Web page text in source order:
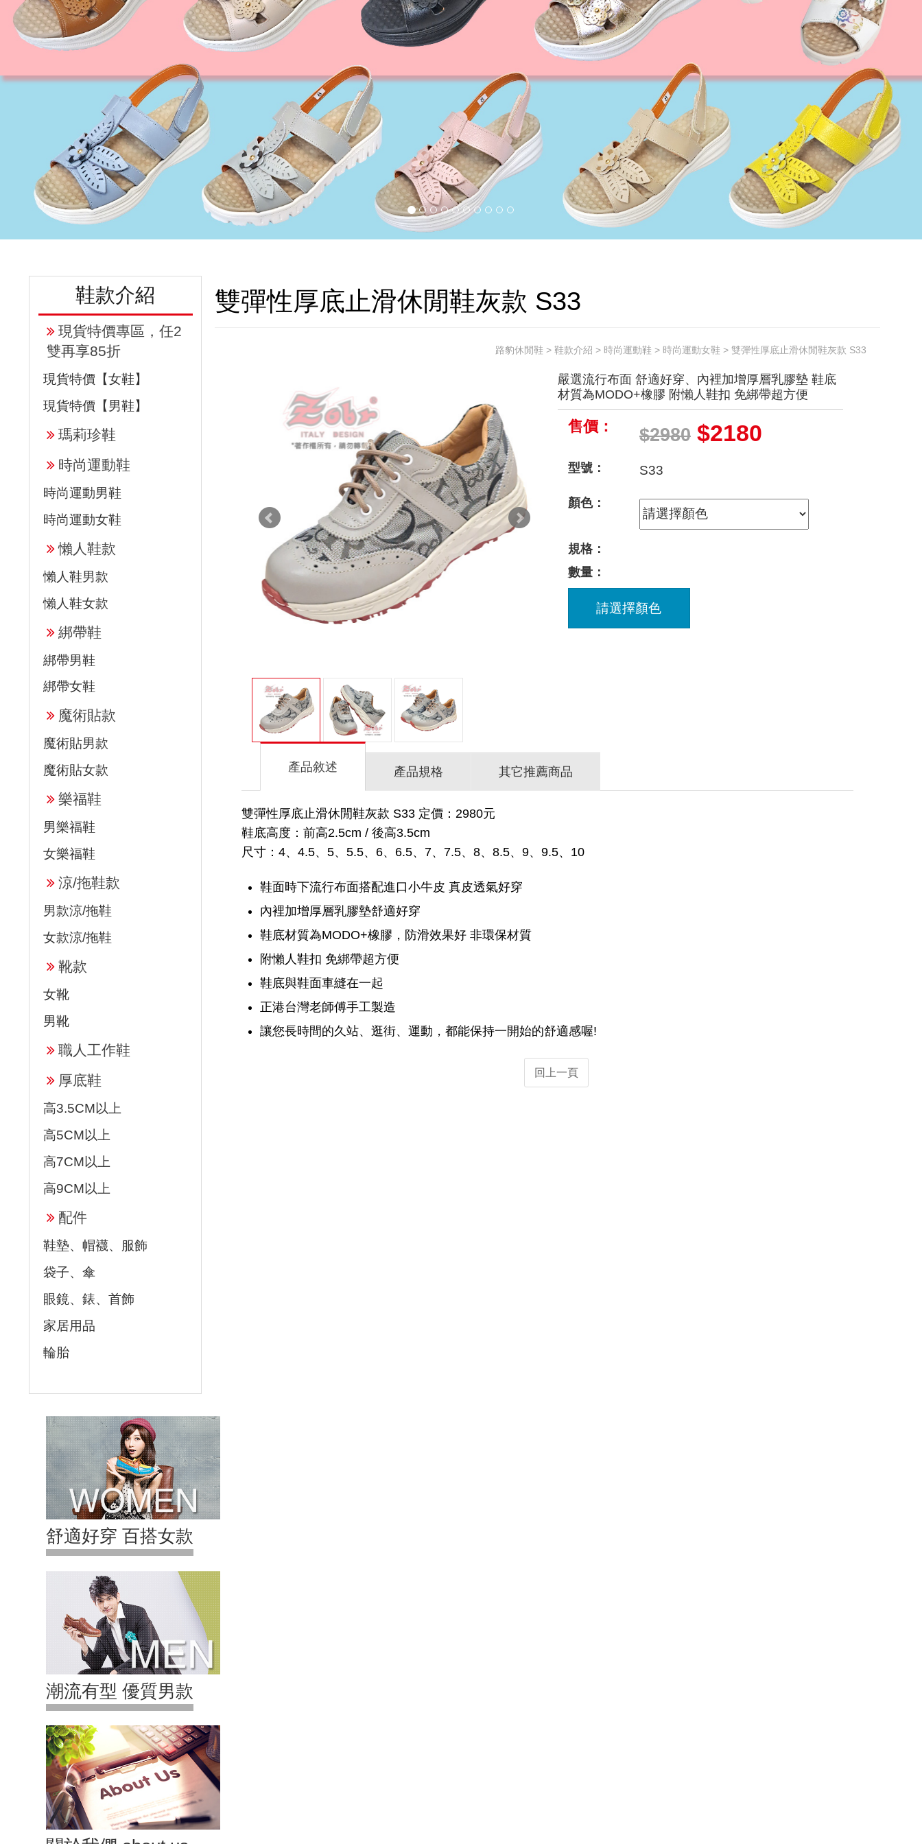
鞋款介紹
現貨特價專區，任2
雙再享85折
現貨特價【女鞋】
現貨特價【男鞋】
瑪莉珍鞋
時尚運動鞋
時尚運動男鞋
時尚運動女鞋
懶人鞋款
懶人鞋男款
懶人鞋女款
綁帶鞋
綁帶男鞋
綁帶女鞋
魔術貼款
魔術貼男款
魔術貼女款
樂福鞋
男樂福鞋
女樂福鞋
涼/拖鞋款
男款涼/拖鞋
女款涼/拖鞋
靴款
女靴
男靴
職人工作鞋
厚底鞋
高3.5CM以上
高5CM以上
高7CM以上
高9CM以上
配件
鞋墊、帽襪、服飾
袋子、傘
眼鏡、錶、首飾
家居用品
輪胎
舒適好穿 百搭女款
潮流有型 優質男款
雙彈性厚底止滑休閒鞋灰款 S33
路豹休閒鞋 > 鞋款介紹 > 時尚運動鞋 > 時尚運動女鞋 > 雙彈性厚底止滑休閒鞋灰款 S33
嚴選流行布面 舒適好穿、內裡加增厚層乳膠墊 鞋底
材質為MODO+橡膠 附懶人鞋扣 免綁帶超方便
售價： $2980$2180
型號： S33
顏色：
規格：
數量：
請選擇顏色
產品敘述 產品規格 其它推薦商品
雙彈性厚底止滑休閒鞋灰款 S33 定價：2980元
鞋底高度：前高2.5cm / 後高3.5cm
尺寸：4、4.5、5、5.5、6、6.5、7、7.5、8、8.5、9、9.5、10
鞋面時下流行布面搭配進口小牛皮 真皮透氣好穿
內裡加增厚層乳膠墊舒適好穿
鞋底材質為MODO+橡膠，防滑效果好 非環保材質
附懶人鞋扣 免綁帶超方便
鞋底與鞋面車縫在一起
正港台灣老師傅手工製造
讓您長時間的久站、逛街、運動，都能保持一開始的舒適感喔!
回上一頁